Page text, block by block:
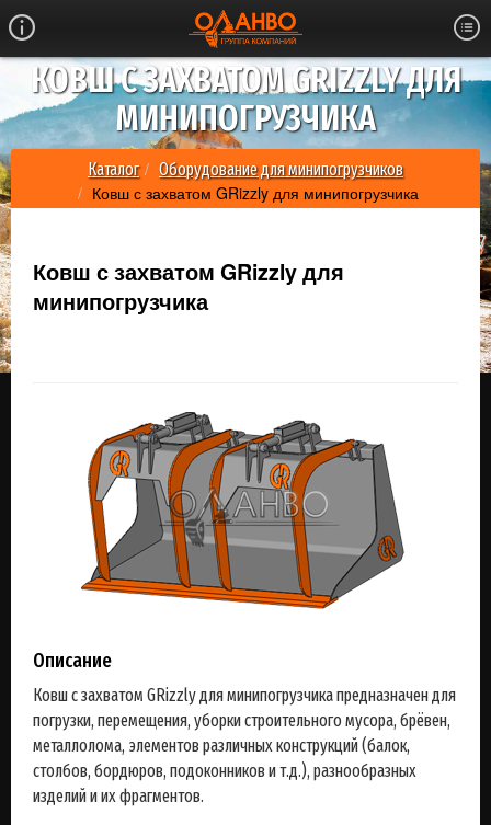
КОВШ С ЗАХВАТОМ GRIZZLY ДЛЯ
МИНИПОГРУЗЧИКА
Каталог Оборудование для минипогрузчиков
Ковш с захватом GRizzly для минипогрузчика
Ковш с захватом GRizzly для
минипогрузчика
Описание
Ковш с захватом GRizzly для минипогрузчика предназначен для
погрузки, перемещения, уборки строительного мусора, брёвен,
металлолома, элементов различных конструкций (балок,
столбов, бордюров, подоконников и т.д.), разнообразных
изделий и их фрагментов.